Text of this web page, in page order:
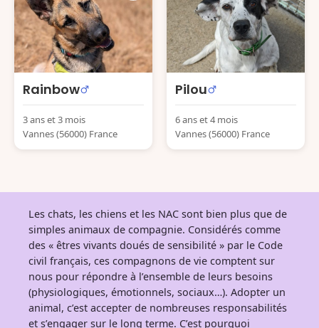
Rainbow
3 ans et 3 mois
Vannes (56000) France
Pilou
6 ans et 4 mois
Vannes (56000) France
Les chats, les chiens et les NAC sont bien plus que de
simples animaux de compagnie. Considérés comme
des « êtres vivants doués de sensibilité » par le Code
civil français, ces compagnons de vie comptent sur
nous pour répondre à l’ensemble de leurs besoins
(physiologiques, émotionnels, sociaux…). Adopter un
animal, c’est accepter de nombreuses responsabilités
et s’engager sur le long terme. C’est pourquoi